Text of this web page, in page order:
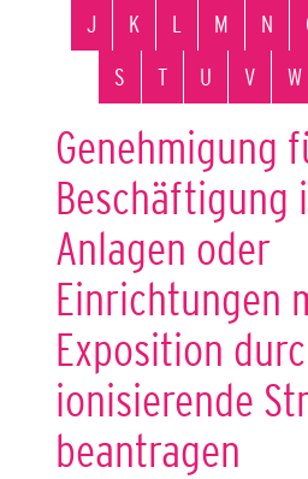
J
K L M N
S
T U V W
Genehmigung
Beschäftigung
Anlagen oder
Einrichtungen
Exposition
ionisierende
beantragen